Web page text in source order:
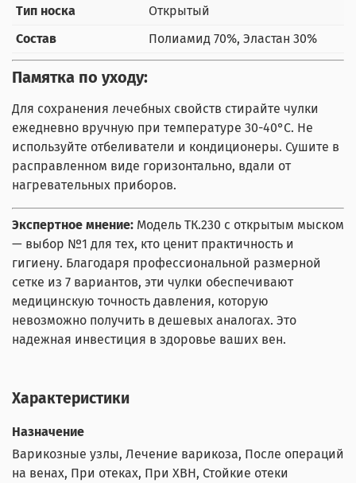
Тип носка
Открытый
Состав
Полиамид 70%, Эластан 30%
Памятка по уходу:
Для сохранения лечебных свойств стирайте чулки
ежедневно вручную при температуре 30-40°C. Не
используйте отбеливатели и кондиционеры. Сушите в
расправленном виде горизонтально, вдали от
нагревательных приборов.
Экспертное мнение: Модель ТК.230 с открытым мыском
— выбор №1 для тех, кто ценит практичность и
гигиену. Благодаря профессиональной размерной
сетке из 7 вариантов, эти чулки обеспечивают
медицинскую точность давления, которую
невозможно получить в дешевых аналогах. Это
надежная инвестиция в здоровье ваших вен.
Характеристики
Назначение
Варикозные узлы, Лечение варикоза, После операций
на венах, При отеках, При ХВН, Стойкие отеки